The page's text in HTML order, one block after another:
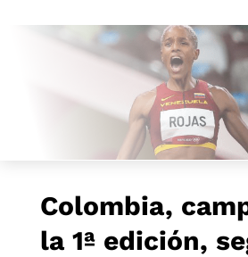
Colombia,
la 1ª edición,